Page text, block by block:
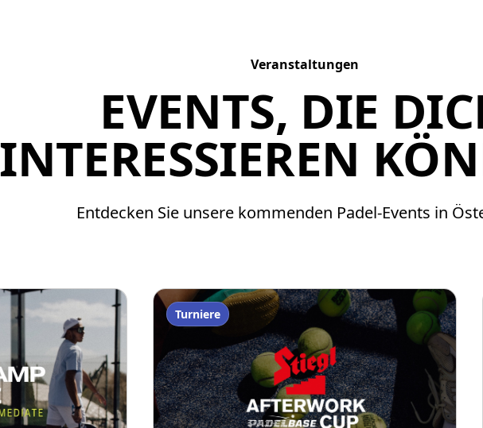
Veranstaltungen
EVENTS, DIE
INTERESSIEREN
Entdecken Sie unsere kommenden Padel-Events in
Turniere